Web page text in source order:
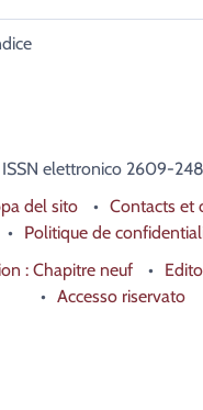
ISSN elettronico 2609-
del sito
Contacts et
Politique de
: Chapitre neuf
Accesso riservato